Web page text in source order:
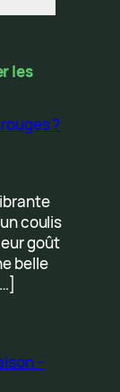
les
?
coulis
goût
belle
–